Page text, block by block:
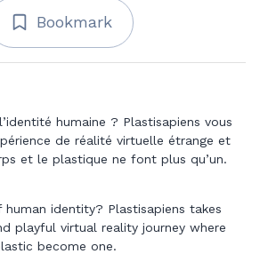
Bookmark
humaine ? Plastisapiens vous
de réalité virtuelle étrange et
et le plastique ne font plus qu’un.
identity? Plastisapiens takes
playful virtual reality journey where
become one.